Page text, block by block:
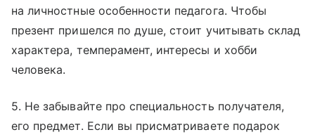
на личностные особенности педагога. Чтобы
презент пришелся по душе, стоит учитывать склад
характера, темперамент, интересы и хобби
человека.
5. Не забывайте про специальность получателя,
его предмет. Если вы присматриваете подарок